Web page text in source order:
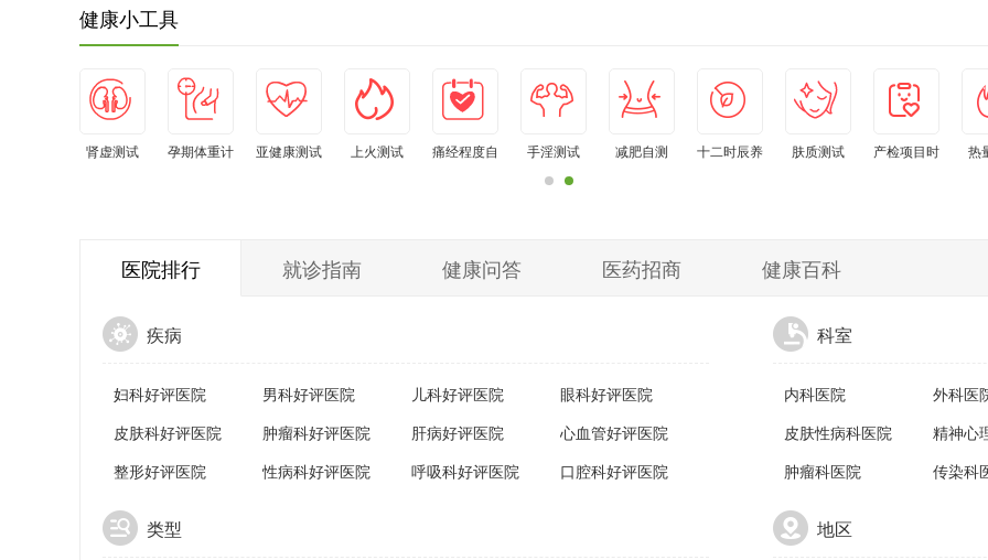
健康小工具
肾虚测试
孕期体重计
亚健康测试
上火测试
痛经程度自
手淫测试 减肥自测
十二时辰养
肤质测试
产检项目时
热
医院排行 就诊指南 健康问答 医药招商 健康百科
疾病
妇科好评医院 男科好评医院 儿科好评医院
眼科好评医院
皮肤科好评医院
肿瘤科好评医院 肝病好评医院
心血管好评医院
整形好评医院
性病科好评医院 呼吸科好评医院 口腔科好评医院
科室
内科医院 外科医
皮肤性病科医院
精神心
肿瘤科医院
传染科
类型 地区